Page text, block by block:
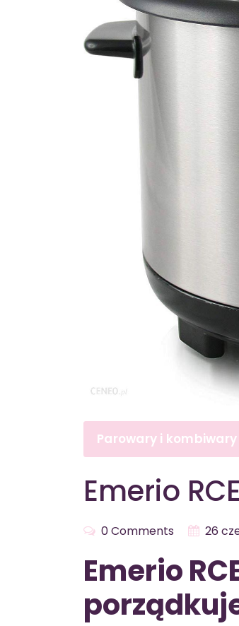
Parowary i kombiwary
Emerio
0 Comments 26
Emerio